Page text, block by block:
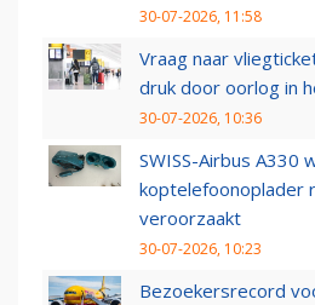
30-07-2026, 11:58
Vraag naar
druk door oorlog in
30-07-2026, 10:36
SWISS-Airbus A330
koptelefoonoplader
veroorzaakt
30-07-2026, 10:23
Bezoekersrecord